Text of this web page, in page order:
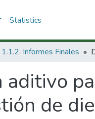
Statistics
1.1.2. Informes Finales
de